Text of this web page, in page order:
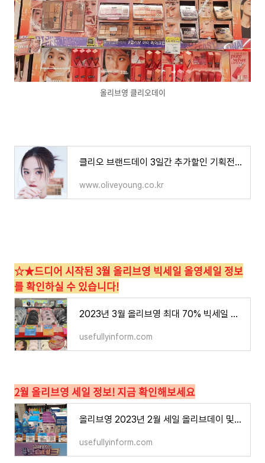
올리브영 클리오데이
클리오 브랜드데이 3일간 추가할인 기획전 상세 | 올리브영
www.oliveyoung.co.kr
☆★드디어 시작된 3월 올리브영 빅세일 올영세일 정보
를 확인하실 수 있습니다!
2023년 3월 올리브영 최대 70% 빅세일 올영세일 기간 및 할인 정보
usefullyinform.com
2월 올리브영 세일 정보! 지금 확인해보세요
올리브영 2023년 2월 세일 올리브데이 및 특급 할인 혜택 정보
usefullyinform.com